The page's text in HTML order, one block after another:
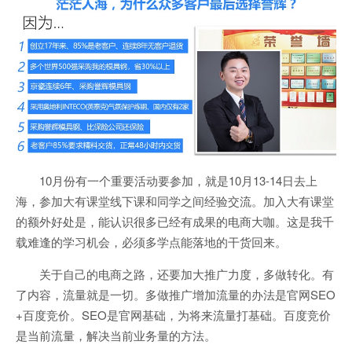
10月份有一个重要活动要参加，就是10月13-14日去上
海，参加大有课堂线下课和同学之间经验交流。加入大有课堂
的额外好处是，能认识很多已经有成果的电商大咖。这是我千
载难逢的学习机会，必须多学点能落地的干货回来。
关于自己的电商之路，还要加大推广力度，多做转化。有
了内容，流量就是一切。多做推广增加流量的办法是官网SEO
+百度竞价。SEO是官网基础，为将来流量打基础。百度竞价
是当前流量，解决当前业务量的方法。